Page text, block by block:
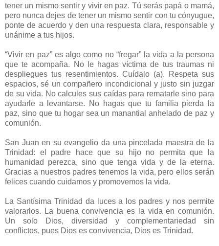
tener un mismo sentir y vivir en paz. Tú serás papá o mamá,
pero nunca dejes de tener un mismo sentir con tu cónyugue,
ponte de acuerdo y den una respuesta clara, responsable y
unánime a tus hijos.
“Vivir en paz” es algo como no “fregar” la vida a la persona
que te acompaña. No le hagas víctima de tus traumas ni
despliegues tus resentimientos. Cuídalo (a). Respeta sus
espacios, sé un compañero incondicional y justo sin juzgar
de su vida. No calcules sus caídas para rematarle sino para
ayudarle a levantarse. No hagas que tu familia pierda la
paz, sino que tu hogar sea un manantial anhelado de paz y
comunión.
San Juan en su evangelio da una pincelada maestra de la
Trinidad: el padre hace que su hijo no permita que la
humanidad perezca, sino que tenga vida y de la eterna.
Gracias a nuestros padres tenemos la vida, pero ellos serán
felices cuando cuidamos y promovemos la vida.
La Santísima Trinidad da luces a los padres y nos permite
valorarlos. La buena convivencia es la vida en comunión.
Un solo Dios, diversidad y complementariedad sin
conflictos, pues Dios es convivencia, Dios es Trinidad.